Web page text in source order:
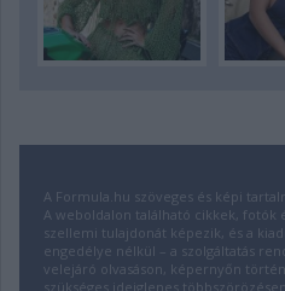
A Formula.hu szöveges és képi
A weboldalon található cikkek, fotók
szellemi tulajdonát képezik, és a
engedélye nélkül – a szolgáltatás
velejáró olvasáson, képernyőn
szükséges ideiglenes